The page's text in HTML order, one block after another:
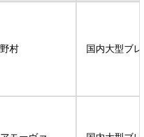
野村 国内大型ブ